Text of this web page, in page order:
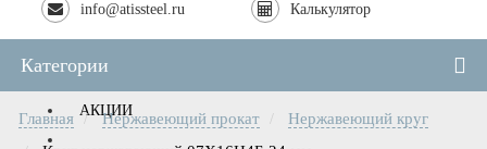
info@atissteel.ru Калькулятор
Категории
АКЦИИ
Главная Нержавеющий прокат
Нержавеющий круг